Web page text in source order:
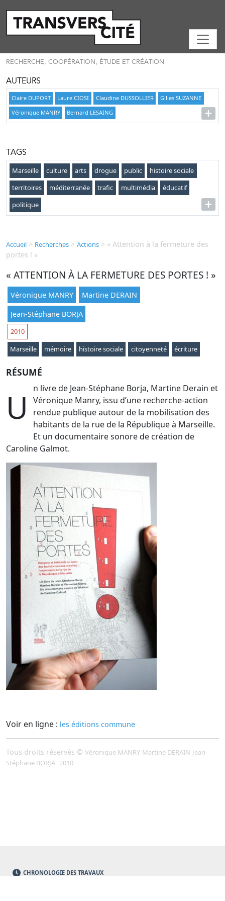
RECHERCHE, COOPÉRATION, ÉTUDE ET CRÉATION
AUTEURS
Claire DUPORT Laure CIOSI Claudine DUSSOLLIER
Gilles SUZANNE
Véronique MANRY
Bernard LESAING
TAGS
Marseille culture arts drogue public
histoire sociale
territoires
méditerranée trafic multimédia
éducatif
politique
Accueil > Recherches > Actions > « Attention à la fermeture des
portes ! »
« ATTENTION À LA FERMETURE DES PORTES ! »
Véronique MANRY Martine DERAIN
Jean-Stéphane BORJA
2010
Marseille
mémoire histoire sociale citoyenneté écriture
RÉSUMÉ
U
n livre de Jean-Stéphane Borja, Martine Derain et
Véronique Manry, issu d’une recherche-action
rendue publique autour de la mobilisation des
habitants de la rue de la République à Marseille.
Et un documentaire sonore de création de
Caroline Galmot.
Voir en ligne : les éditions commune
Tous droits réservés © Véronique MANRY Martine DERAIN Jean-
Stéphane BORJA 2010
CHRONOLOGIE DES TRAVAUX